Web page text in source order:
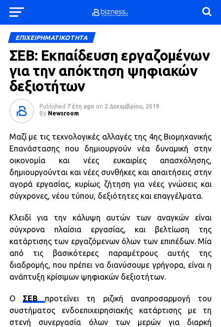
ΕΠΙΧΕΙΡΗΜΑΤΙΚΟΤΗΤΑ
ΣΕΒ: Εκπαίδευση εργαζομένων
για την απόκτηση ψηφιακών
δεξιοτήτων
Published 7 έτη ago on 2 Δεκεμβρίου, 2019
By Newsroom
Μαζί με τις τεχνολογικές αλλαγές της 4ης Βιομηχανικής
Επανάστασης που δημιουργούν νέα δυναμική στην
οικονομία και νέες ευκαιρίες απασχόλησης,
δημιουργούνται και νέες συνθήκες και απαιτήσεις στην
αγορά εργασίας, κυρίως ζήτηση για νέες γνώσεις και
σύγχρονες, νέου τύπου, δεξιότητες και επαγγέλματα.
Κλειδί για την κάλυψη αυτών των αναγκών είναι
σύγχρονα πλαίσια εργασίας, και βελτίωση της
κατάρτισης των εργαζόμενων όλων των επιπέδων. Μία
από τις βασικότερες παραμέτρους αυτής της
διαδρομής, που πρέπει να διανύσουμε γρήγορα, είναι η
ανάπτυξη κρίσιμων ψηφιακών δεξιοτήτων.
Ο ΣΕΒ
προτείνει τη ριζική αναπροσαρμογή του
συστήματος ενδοεπιχειρησιακής κατάρτισης με τη
στενή συνεργασία όλων των μερών για διαρκή